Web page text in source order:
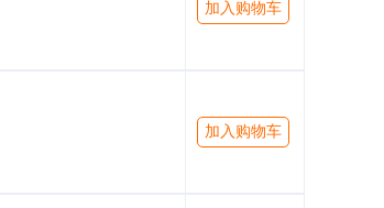
加入购物车
加入购物车